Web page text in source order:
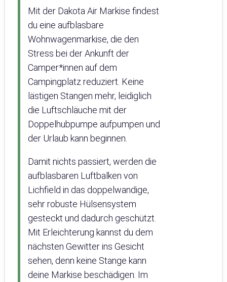
Mit der Dakota Air Markise findest
du eine aufblasbare
Wohnwagenmarkise, die den
Stress bei der Ankunft der
Camper*innen auf dem
Campingplatz reduziert. Keine
lästigen Stangen mehr, leidiglich
die Luftschläuche mit der
Doppelhubpumpe aufpumpen und
der Urlaub kann beginnen.
Damit nichts passiert, werden die
aufblasbaren Luftbalken von
Lichfield in das doppelwandige,
sehr robuste Hülsensystem
gesteckt und dadurch geschützt.
Mit Erleichterung kannst du dem
nächsten Gewitter ins Gesicht
sehen, denn keine Stange kann
deine Markise beschädigen. Im